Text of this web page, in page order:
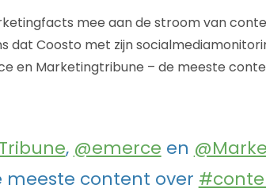
mee aan de stroom van
dat Coosto met zijn
en Marketingtribune – de meeste
, @emerce en
meeste content over